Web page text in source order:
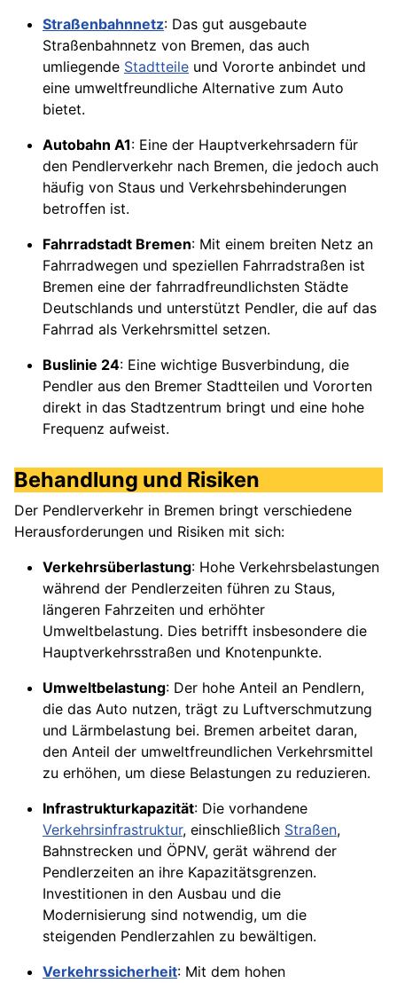
Straßenbahnnetz: Das gut ausgebaute
Straßenbahnnetz von Bremen, das auch
umliegende Stadtteile und Vororte anbindet und
eine umweltfreundliche Alternative zum Auto
bietet.
Autobahn A1: Eine der Hauptverkehrsadern für
den Pendlerverkehr nach Bremen, die jedoch auch
häufig von Staus und Verkehrsbehinderungen
betroffen ist.
Fahrradstadt Bremen: Mit einem breiten Netz an
Fahrradwegen und speziellen Fahrradstraßen ist
Bremen eine der fahrradfreundlichsten Städte
Deutschlands und unterstützt Pendler, die auf das
Fahrrad als Verkehrsmittel setzen.
Buslinie 24: Eine wichtige Busverbindung, die
Pendler aus den Bremer Stadtteilen und Vororten
direkt in das Stadtzentrum bringt und eine hohe
Frequenz aufweist.
Behandlung und Risiken
Der Pendlerverkehr in Bremen bringt verschiedene
Herausforderungen und Risiken mit sich:
Verkehrsüberlastung: Hohe Verkehrsbelastungen
während der Pendlerzeiten führen zu Staus,
längeren Fahrzeiten und erhöhter
Umweltbelastung. Dies betrifft insbesondere die
Hauptverkehrsstraßen und Knotenpunkte.
Umweltbelastung: Der hohe Anteil an Pendlern,
die das Auto nutzen, trägt zu Luftverschmutzung
und Lärmbelastung bei. Bremen arbeitet daran,
den Anteil der umweltfreundlichen Verkehrsmittel
zu erhöhen, um diese Belastungen zu reduzieren.
Infrastrukturkapazität: Die vorhandene
Verkehrsinfrastruktur, einschließlich Straßen,
Bahnstrecken und ÖPNV, gerät während der
Pendlerzeiten an ihre Kapazitätsgrenzen.
Investitionen in den Ausbau und die
Modernisierung sind notwendig, um die
steigenden Pendlerzahlen zu bewältigen.
Verkehrssicherheit: Mit dem hohen